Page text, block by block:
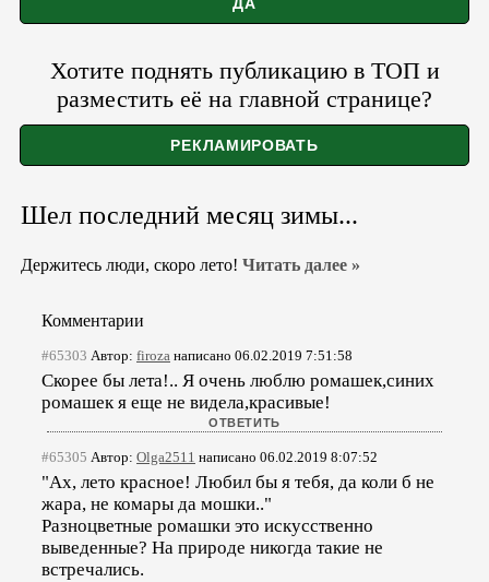
Хотите поднять публикацию в ТОП и
разместить её на главной странице?
Шел последний месяц зимы...
Держитесь люди, скоро лето! Читать далее »
Комментарии
#65303 Автор: firoza написано 06.02.2019 7:51:58
Скорее бы лета!.. Я очень люблю ромашек,синих
ромашек я еще не видела,красивые!
#65305 Автор: Olga2511 написано 06.02.2019 8:07:52
"Ах, лето красное! Любил бы я тебя, да коли б не
жара, не комары да мошки.."
Разноцветные ромашки это искусственно
выведенные? На природе никогда такие не
встречались.